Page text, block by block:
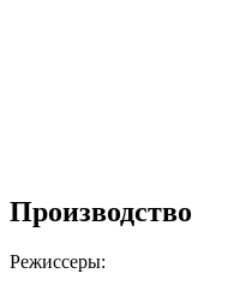
Производство
Режиссеры: